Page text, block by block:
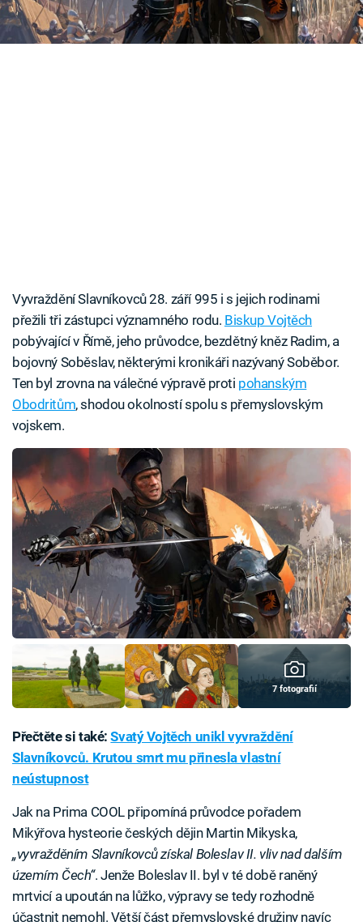
Časopis
tomu tak doopravdy?
Vyvraždění Slavníkovců 28. září 995 i s jejich rodinami
přežili tři zástupci významného rodu. Biskup Vojtěch
pobývající v Římě, jeho průvodce, bezdětný kněz Radim, a
bojovný Soběslav, některými kronikáři nazývaný Soběbor.
Ten byl zrovna na válečné výpravě proti pohanským
Obodritům, shodou okolností spolu s přemyslovským
vojskem.
7 fotografií
Přečtěte si také:Svatý Vojtěch unikl vyvraždění
Slavníkovců. Krutou smrt mu přinesla vlastní
neústupnost
Jak na Prima COOL připomíná průvodce pořadem
Mikýřova hysteorie českých dějin Martin Mikyska,
„vyvražděním Slavníkovců získal Boleslav II. vliv nad dalším
územím Čech“. Jenže Boleslav II. byl v té době raněný
mrtvicí a upoután na lůžko, výpravy se tedy rozhodně
účastnit nemohl. Větší část přemyslovské družiny navíc